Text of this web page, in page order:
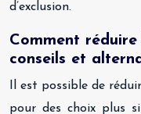
d’exclusion.
Comment
conseils et
Il est possible de
pour des choix plus